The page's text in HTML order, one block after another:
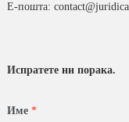
Е-пошта:
Испратете ни порака.
Име *